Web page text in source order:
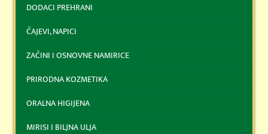
DODACI PREHRANI
ČAJEVI, NAPICI
ZAČINI I OSNOVNE NAMIRICE
PRIRODNA KOZMETIKA
ORALNA HIGIJENA
MIRISI I BILJNA ULJA